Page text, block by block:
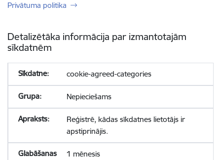
Privātuma politika
Detalizētāka informācija par izmantotajām
sīkdatnēm
cookie-agreed-categories
Nepieciešams
Reģistrē, kādas sīkdatnes lietotājs ir
apstiprinājis.
1 mēnesis